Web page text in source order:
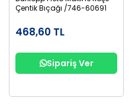
Çentik Bıçağı /746-60691
468,60 TL
Sipariş Ver